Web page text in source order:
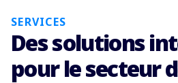
SERVICES
Des solutions
pour le secteur